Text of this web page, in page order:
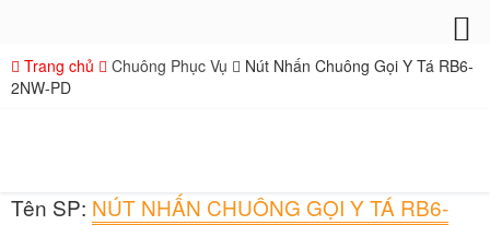
Trang chủ Chuông Phục Vụ
Nút Nhấn Chuông Gọi Y Tá RB6-
2NW-PD
Tên SP: NÚT NHẤN CHUÔNG GỌI Y TÁ RB6-